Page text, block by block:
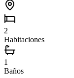
2
Habitaciones
1
Baños